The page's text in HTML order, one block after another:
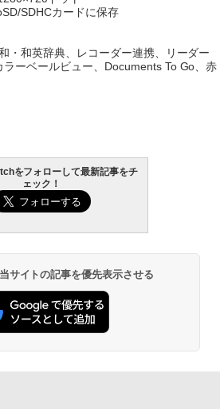
SDHCカードに保存
・和英辞典、レコーダー連携、リーダー
ーベールビュー、Documents To Go、赤
をフォローして最新記事をチ
ェック！
サイトの記事を優先表示させる